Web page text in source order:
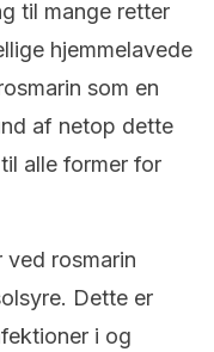
til mange retter
hjemmelavede
som en
af netop dette
alle former for
ved rosmarin
Dette er
i og